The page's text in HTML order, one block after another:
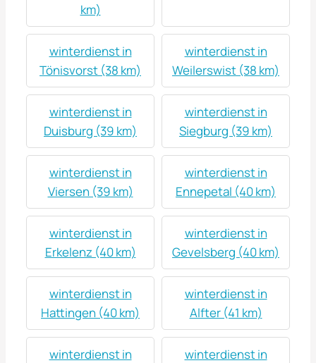
km)
winterdienst in
Tönisvorst (38 km)
winterdienst in
Weilerswist (38 km)
winterdienst in
Duisburg (39 km)
winterdienst in
Siegburg (39 km)
winterdienst in
Viersen (39 km)
winterdienst in
Ennepetal (40 km)
winterdienst in
Erkelenz (40 km)
winterdienst in
Gevelsberg (40 km)
winterdienst in
Hattingen (40 km)
winterdienst in
Alfter (41 km)
winterdienst in
winterdienst in